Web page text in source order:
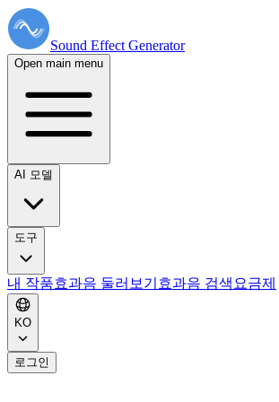
Sound Effect Generator
Open main menu
AI 모델
도구
내 작품효과음 둘러보기 효과음 검색 요금제
KO
로그인